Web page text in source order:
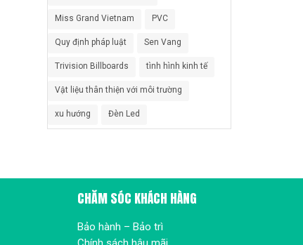
Miss Grand Vietnam PVC
Quy định pháp luật Sen Vang
Trivision Billboards tình hình kinh tế
Vật liệu thân thiện với môi trường
xu hướng Đèn Led
CHĂM SÓC KHÁCH HÀNG
Bảo hành – Bảo trì